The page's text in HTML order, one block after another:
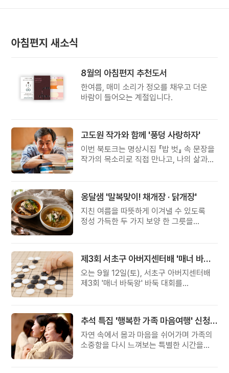
아침편지 새소식
8월의 아침편지 추천도서
한여름, 매미 소리가 정오를 채우고 더운
바람이 들어오는 계절입니다.
고도원 작가와 함께 '풍덩 사랑하자'
이번 북토크는 명상시집 『밥 벗』 속 문장을
작가의 목소리로 직접 만나고, 나의 삶과
옹달샘 '말복맞이! 채개장 · 닭개장'
지친 여름을 따뜻하게 이겨낼 수 있도록
정성 가득한 두 가지 보양 한 그릇을
제3회 서초구 아버지센터배 '매너 바둑왕' 대회
오는 9월 12일(토), 서초구 아버지센터배
제3회 '매너 바둑왕' 바둑 대회를
추석 특집 '행복한 가족 마음여행' 신청 안내
자연 속에서 몸과 마음을 쉬어가며 가족의
소중함을 다시 느껴보는 특별한 시간을